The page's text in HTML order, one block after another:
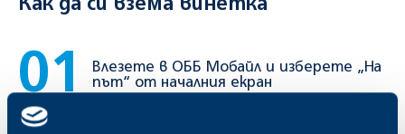
Как да си взема винетка
01
Влезете в ОББ Мобайл и изберете „На
път“ от началния екран